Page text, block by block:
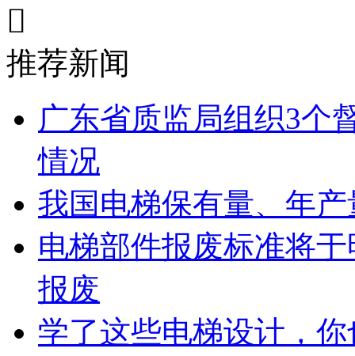

推荐新闻
广东省质监局组织3个
情况
我国电梯保有量、年
电梯部件报废标准将
报废
学了这些电梯设计，